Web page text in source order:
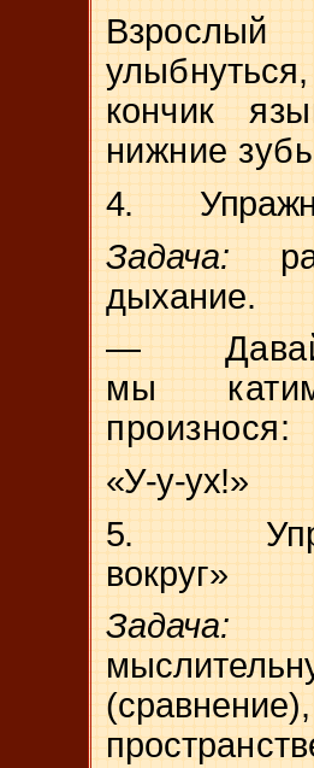
Взрослый
кончик
нижние
4.
Задача:
дыхание.
—
мы
произнося:
«У-у-ух!»
5.
вокруг»